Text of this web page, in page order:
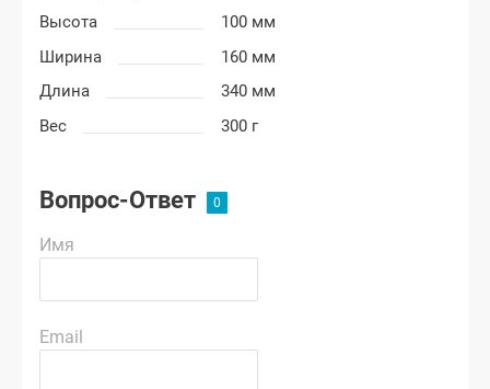
Высота
100 мм
Ширина
160 мм
Длина
340 мм
Вес
300 г
Вопрос-Ответ
Имя
Email